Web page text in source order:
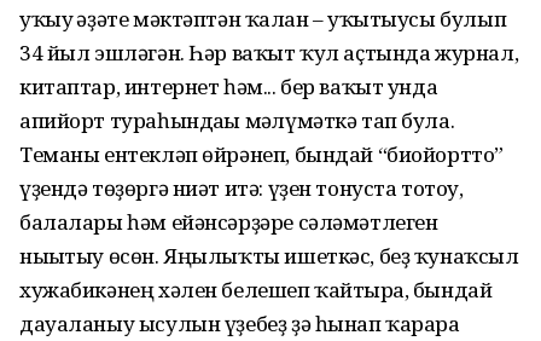
уҡыу ғәҙәте мәктәптән ҡалған – уҡытыусы булып
34 йыл эшләгән. Һәр ваҡыт ҡул аҫтында журнал,
китаптар, интернет һәм... бер ваҡыт унда
апийорт тураһындағы мәғлүмәткә тап була.
Теманы ентекләп өйрәнеп, бындай “биойортто”
үҙендә төҙөргә ниәт итә: үҙен тонуста тотоу,
балалары һәм ейәнсәрҙәре сәләмәтлеген
нығытыу өсөн. Яңылыҡты ишеткәс, беҙ ҡунаҡсыл
хужабикәнең хәлен белешеп ҡайтырға, бындай
дауаланыу ысулын үҙебеҙ ҙә һынап ҡарарға